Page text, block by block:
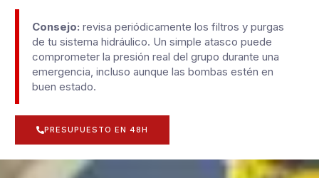
Consejo: revisa periódicamente los filtros y purgas
de tu sistema hidráulico. Un simple atasco puede
comprometer la presión real del grupo durante una
emergencia, incluso aunque las bombas estén en
buen estado.
PRESUPUESTO EN 48H